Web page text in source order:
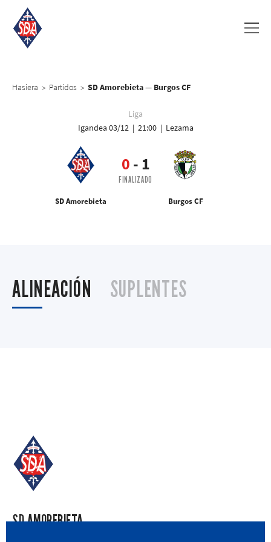
Hasiera > Partidos > SD Amorebieta — Burgos CF
Liga
Igandea 03/12 | 21:00 | Lezama
SD Amorebieta
0 - 1
FINALIZADO
Burgos CF
ALINEACIÓN SUPLENTES
SD AMOREBIETA